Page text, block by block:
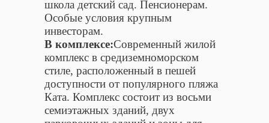
школа детский сад. Пенсионерам.
Особые условия крупным
инвесторам.
В комплексе:Современный жилой
комплекс в cредиземноморском
стиле, расположенный в пешей
доступности от популярного пляжа
Ката. Комплекс состоит из восьми
семиэтажных зданий, двух